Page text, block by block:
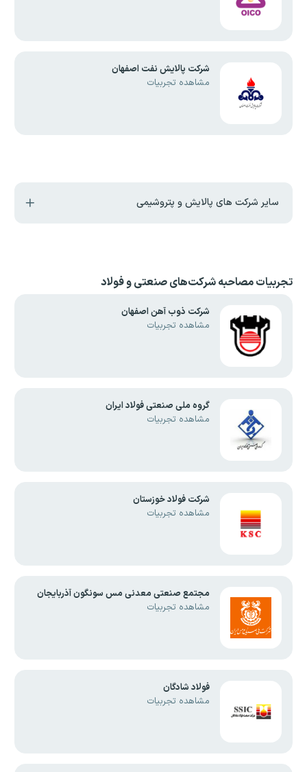
شرکت پالایش نفت اصفهان
مشاهده تجربیات
سایر شرکت های پالایش و پتروشیمی
تجربیات مصاحبهشرکت‌های صنعتی و فولاد
شرکت ذوب آهن اصفهان
مشاهده تجربیات
گروه ملی صنعتی فولاد ایران
مشاهده تجربیات
شرکت فولاد خوزستان
مشاهده تجربیات
مجتمع صنعتی معدنی مس سونگون آذربایجان
مشاهده تجربیات
فولاد شادگان
مشاهده تجربیات